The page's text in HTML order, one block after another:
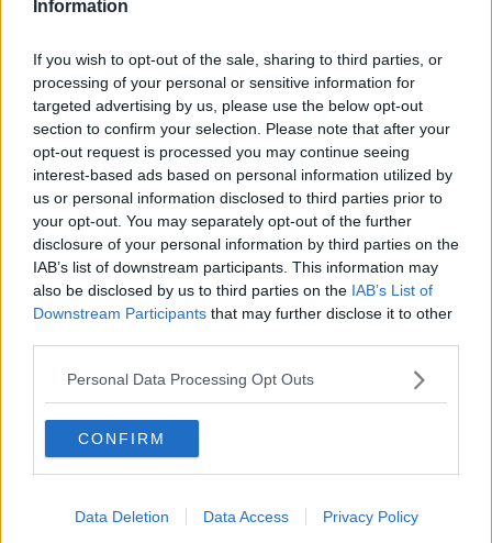
Information
If you wish to opt-out of the sale, sharing to third parties, or
processing of your personal or sensitive information for
targeted advertising by us, please use the below opt-out
section to confirm your selection. Please note that after your
opt-out request is processed you may continue seeing
interest-based ads based on personal information utilized by
us or personal information disclosed to third parties prior to
your opt-out. You may separately opt-out of the further
disclosure of your personal information by third parties on the
IAB’s list of downstream participants. This information may
also be disclosed by us to third parties on the IAB’s List of
Downstream Participants that may further disclose it to other
Personal Data Processing Opt Outs
CONFIRM
Data Deletion Data Access Privacy Policy
O sonho de um prisioneiro
Sto qui
Scrivi
Bestiario
Pillole
Veglia
​“D” come delitto
Belle lettere
25 Aprile
Todo el bien, todo el mal
Silenzio
Le parole
​L’Australiana
Moro
Passanti
Continuando, la nonna e il carretto